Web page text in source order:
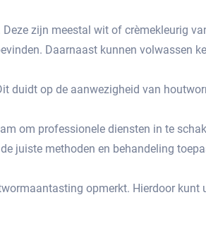
zijn meestal wit of crèmekleurig
Daarnaast kunnen volwassen
duidt op de aanwezigheid van
om professionele diensten in te
juiste methoden en behandeling
opmerkt.​ Hierdoor kunt